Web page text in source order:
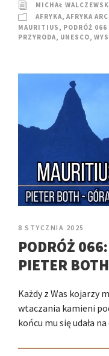
MICHAŁ
AFRYKA, AFRYKA
MAURITIUS , PODRÓŻ
PRZYRODA, UNESCO,
8 STYCZNIA 2025
PODRÓŻ
PIETER
Każdy z Was kojarzy
wtaczania kamieni
końcu mu się udała